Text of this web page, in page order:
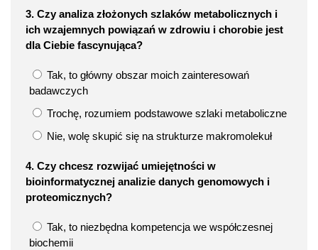
3. Czy analiza złożonych szlaków metabolicznych i
ich wzajemnych powiązań w zdrowiu i chorobie jest
dla Ciebie fascynująca?
Tak, to główny obszar moich zainteresowań
badawczych
Trochę, rozumiem podstawowe szlaki metaboliczne
Nie, wolę skupić się na strukturze makromolekuł
4. Czy chcesz rozwijać umiejętności w
bioinformatycznej analizie danych genomowych i
proteomicznych?
Tak, to niezbędna kompetencja we współczesnej
biochemii